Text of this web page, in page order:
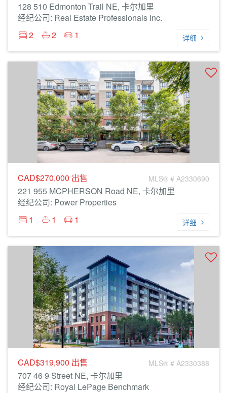
128 510 Edmonton Trail NE, 卡尔加里
经纪公司: Real Estate Professionals Inc.
2
2 1 详细
CAD$270,000 出售 MLS® # A2330690
221 955 MCPHERSON Road NE, 卡尔加里
经纪公司: Power Properties
1
1 1 详细
CAD$319,900 出售 MLS® # A2330388
707 46 9 Street NE, 卡尔加里
经纪公司: Royal LePage Benchmark